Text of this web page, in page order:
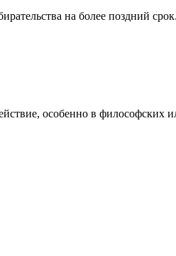
на более поздний
особенно в философских